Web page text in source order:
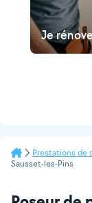
Je
Prestations de
Sausset-les-Pins